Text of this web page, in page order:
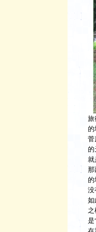
旅
的
菅
的
就
那
的
没
如
是